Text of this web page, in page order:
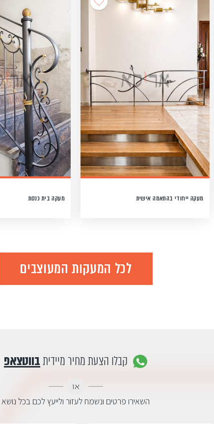
מעקה ייחודי בהתאמה אישית
מעקה בית כנסת
לכל המעקות המעוצבים
קבלו הצעת מחיר מיידיתבווטצאפ
או
השאירו פרטים ונשמח לעזור ולייעץ לכם בכל נושא